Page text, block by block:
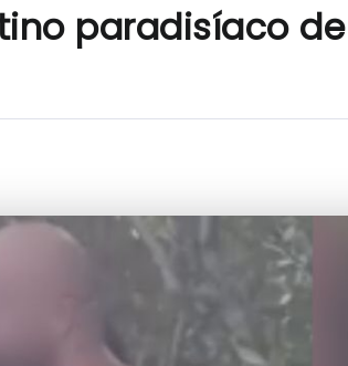
paradisíaco de